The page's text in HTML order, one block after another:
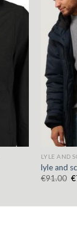
LYLE AND
lyle and
€91.00 €